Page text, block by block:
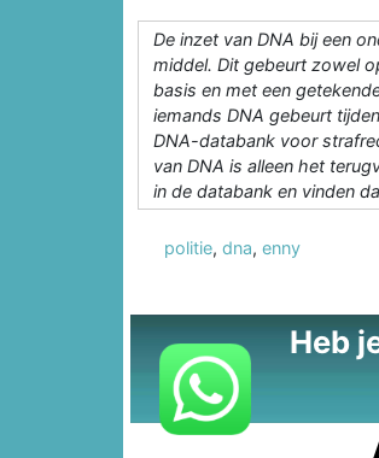
De inzet van DNA bij een
middel. Dit gebeurt zowel
basis en met een
iemands DNA gebeurt
DNA-databank voor
van DNA is alleen het
in de databank en vinden
politie, dna, enny
Heb